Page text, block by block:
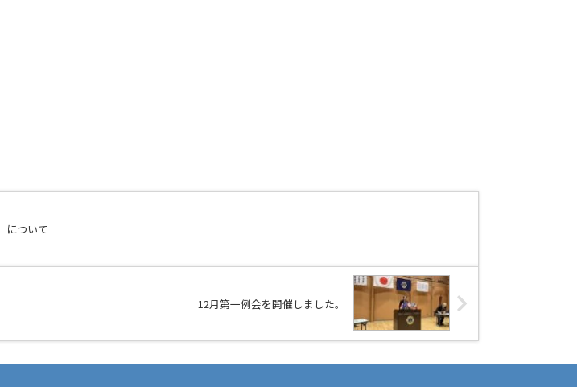
について
12月第一例会を開催しました。